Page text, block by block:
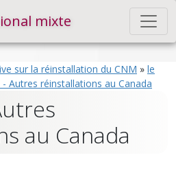
mixte
sur la réinstallation du CNM » le
- Autres réinstallations au Canada
au Canada